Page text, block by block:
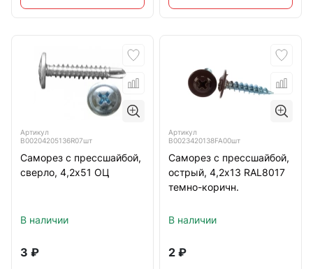
Артикул
B00204205136R07шт
Саморез с прессшайбой,
сверло, 4,2х51 ОЦ
В наличии
3 ₽
Артикул
B0023420138FA00шт
Саморез с прессшайбой,
острый, 4,2х13 RAL8017
темно-коричн.
В наличии
2 ₽